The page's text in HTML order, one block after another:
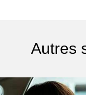
Autres